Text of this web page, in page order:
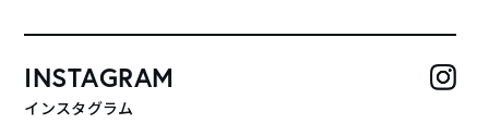
INSTAGRAM
インスタグラム